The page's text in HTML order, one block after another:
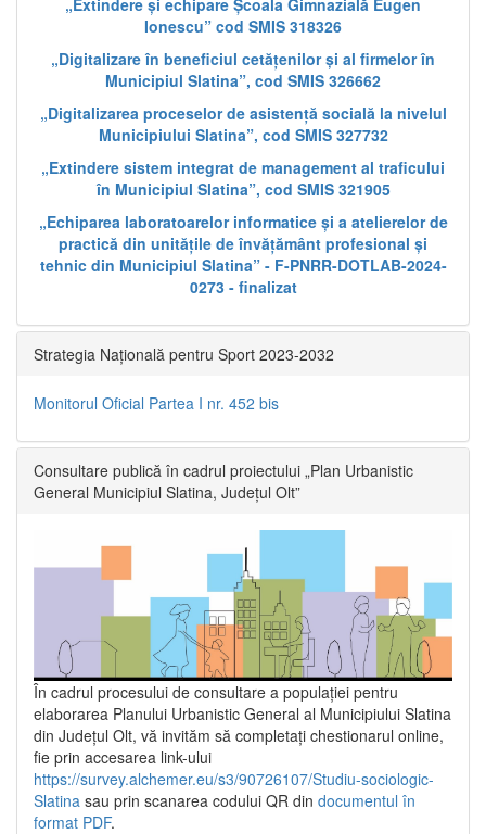
„Extindere și echipare Școala Gimnazială Eugen
Ionescu” cod SMIS 318326
„Digitalizare în beneficiul cetățenilor și al firmelor în
Municipiul Slatina”, cod SMIS 326662
„Digitalizarea proceselor de asistență socială la nivelul
Municipiului Slatina”, cod SMIS 327732
„Extindere sistem integrat de management al traficului
în Municipiul Slatina”, cod SMIS 321905
„Echiparea laboratoarelor informatice și a atelierelor de
practică din unitățile de învățământ profesional și
tehnic din Municipiul Slatina” - F-PNRR-DOTLAB-2024-
0273 - finalizat
Strategia Națională pentru Sport 2023-2032
Monitorul Oficial Partea I nr. 452 bis
Consultare publică în cadrul proiectului „Plan Urbanistic
General Municipiul Slatina, Județul Olt”
În cadrul procesului de consultare a populaţiei pentru
elaborarea Planului Urbanistic General al Municipiului Slatina
din Județul Olt, vă invităm să completați chestionarul online,
fie prin accesarea link-ului
https://survey.alchemer.eu/s3/90726107/Studiu-sociologic-
Slatina sau prin scanarea codului QR din documentul în
format PDF.